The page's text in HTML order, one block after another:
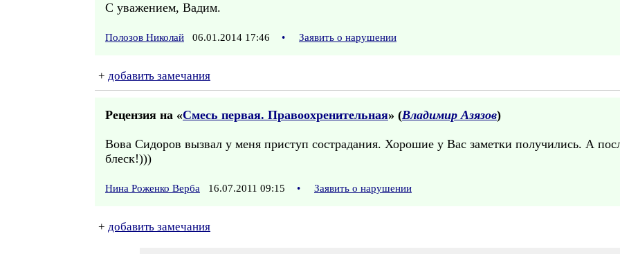
С уважением, Вадим.
Полозов Николай 06.01.2014 17:46 • Заявить о нарушении
+ добавить замечания
Рецензия на «Смесь первая. Правоохренительная» (Владимир Азязов)
Вова Сидоров вызвал у меня приступ сострадания. Хорошие у Вас заметки получились. А
блеск!)))
Нина Роженко Верба 16.07.2011 09:15 • Заявить о нарушении
+ добавить замечания